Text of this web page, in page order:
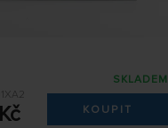
SKLADEM
KOUPIT